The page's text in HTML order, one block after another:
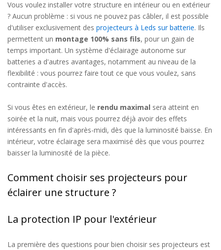
Vous voulez installer votre structure en intérieur ou en extérieur
? Aucun problème : si vous ne pouvez pas câbler, il est possible
d'utiliser exclusivement des projecteurs à Leds sur batterie. Ils
permettent un montage 100% sans fils, pour un gain de
temps important. Un système d'éclairage autonome sur
batteries a d'autres avantages, notamment au niveau de la
flexibilité : vous pourrez faire tout ce que vous voulez, sans
contrainte d'accès.
Si vous êtes en extérieur, le rendu maximal sera atteint en
soirée et la nuit, mais vous pourrez déjà avoir des effets
intéressants en fin d'après-midi, dès que la luminosité baisse. En
intérieur, votre éclairage sera maximisé dès que vous pourrez
baisser la luminosité de la pièce.
Comment choisir ses projecteurs pour
éclairer une structure ?
La protection IP pour l'extérieur
La première des questions pour bien choisir ses projecteurs est